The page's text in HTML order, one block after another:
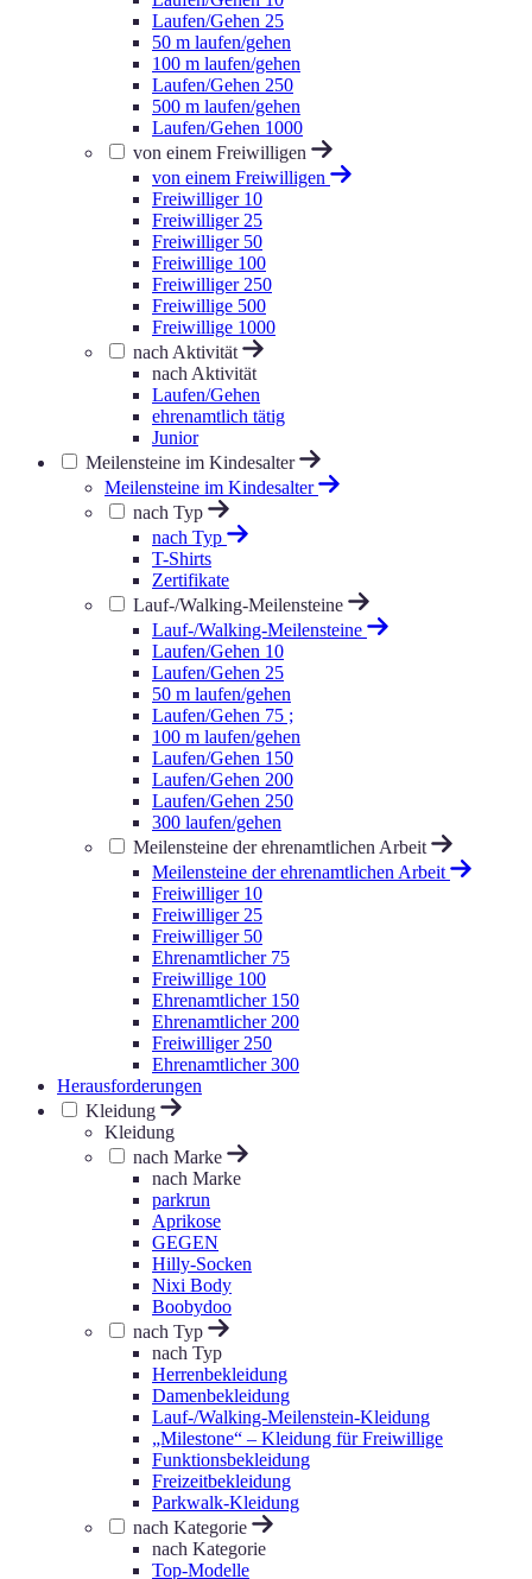
Laufen/Gehen 25
50 m laufen/gehen
100 m laufen/gehen
Laufen/Gehen 250
500 m laufen/gehen
Laufen/Gehen 1000
von einem Freiwilligen
von einem Freiwilligen
Freiwilliger 10
Freiwilliger 25
Freiwilliger 50
Freiwillige 100
Freiwilliger 250
Freiwillige 500
Freiwillige 1000
nach Aktivität
nach Aktivität
Laufen/Gehen
ehrenamtlich tätig
Junior
Meilensteine im Kindesalter
Meilensteine im Kindesalter
nach Typ
nach Typ
T-Shirts
Zertifikate
Lauf-/Walking-Meilensteine
Lauf-/Walking-Meilensteine
Laufen/Gehen 10
Laufen/Gehen 25
50 m laufen/gehen
Laufen/Gehen 75 ;
100 m laufen/gehen
Laufen/Gehen 150
Laufen/Gehen 200
Laufen/Gehen 250
300 laufen/gehen
Meilensteine der ehrenamtlichen Arbeit
Meilensteine der ehrenamtlichen Arbeit
Freiwilliger 10
Freiwilliger 25
Freiwilliger 50
Ehrenamtlicher 75
Freiwillige 100
Ehrenamtlicher 150
Ehrenamtlicher 200
Freiwilliger 250
Ehrenamtlicher 300
Herausforderungen
Kleidung
Kleidung
nach Marke
nach Marke
parkrun
Aprikose
GEGEN
Hilly-Socken
Nixi Body
Boobydoo
nach Typ
nach Typ
Herrenbekleidung
Damenbekleidung
Lauf-/Walking-Meilenstein-Kleidung
„Milestone“ – Kleidung für Freiwillige
Funktionsbekleidung
Freizeitbekleidung
Parkwalk-Kleidung
nach Kategorie
nach Kategorie
Top-Modelle